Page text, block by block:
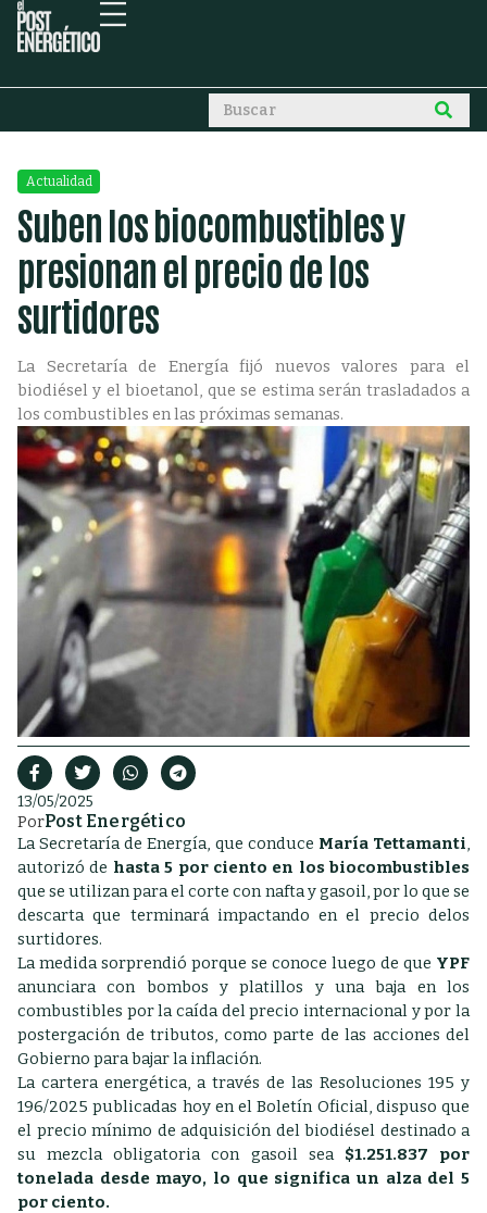
Actualidad
Suben los biocombustibles y
presionan el precio de los
surtidores
La Secretaría de Energía fijó nuevos valores para el
biodiésel y el bioetanol, que se estima serán trasladados a
los combustibles en las próximas semanas.
13/05/2025
PorPost Energético
La Secretaría de Energía, que conduce María Tettamanti,
autorizó de hasta 5 por ciento en los biocombustibles
que se utilizan para el corte con nafta y gasoil, por lo que se
descarta que terminará impactando en el precio delos
surtidores.
La medida sorprendió porque se conoce luego de que YPF
anunciara con bombos y platillos y una baja en los
combustibles por la caída del precio internacional y por la
postergación de tributos, como parte de las acciones del
Gobierno para bajar la inflación.
La cartera energética, a través de las Resoluciones 195 y
196/2025 publicadas hoy en el Boletín Oficial, dispuso que
el precio mínimo de adquisición del biodiésel destinado a
su mezcla obligatoria con gasoil sea $1.251.837 por
tonelada desde mayo, lo que significa un alza del 5
por ciento.